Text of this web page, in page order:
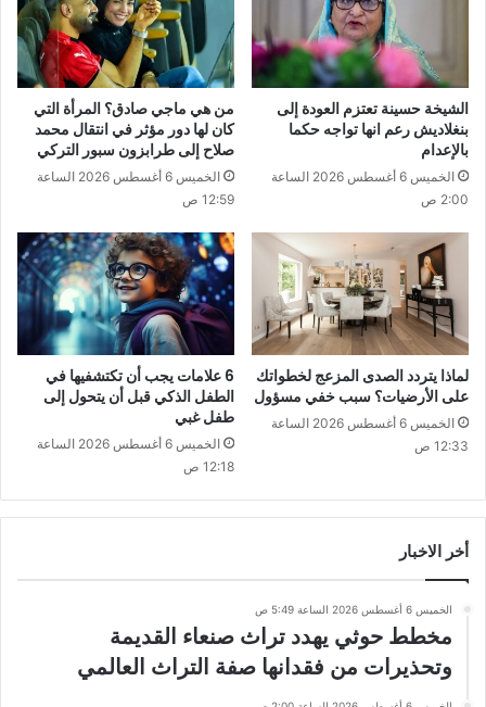
الشيخة حسينة تعتزم العودة إلى
بنغلاديش رعم انها تواجه حكما
بالإعدام
الخميس 6 أغسطس 2026 الساعة
2:00 ص
من هي ماجي صادق؟ المرأة التي
كان لها دور مؤثر في انتقال محمد
صلاح إلى طرابزون سبور التركي
الخميس 6 أغسطس 2026 الساعة
12:59 ص
لماذا يتردد الصدى المزعج لخطواتك
على الأرضيات؟ سبب خفي مسؤول
الخميس 6 أغسطس 2026 الساعة
12:33 ص
6 علامات يجب أن تكتشفيها في
الطفل الذكي قبل أن يتحول إلى
طفل غبي
الخميس 6 أغسطس 2026 الساعة
12:18 ص
أخر الاخبار
الخميس 6 أغسطس 2026 الساعة 5:49 ص
مخطط حوثي يهدد تراث صنعاء القديمة
وتحذيرات من فقدانها صفة التراث العالمي